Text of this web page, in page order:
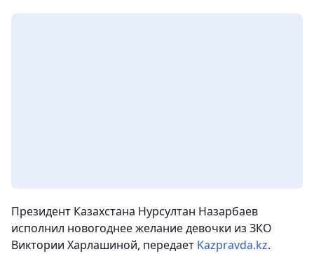
Президент Казахстана Нурсултан Назарбаев
исполнил новогоднее желание девочки из ЗКО
Виктории Харлашиной, передает Kazpravda.kz.